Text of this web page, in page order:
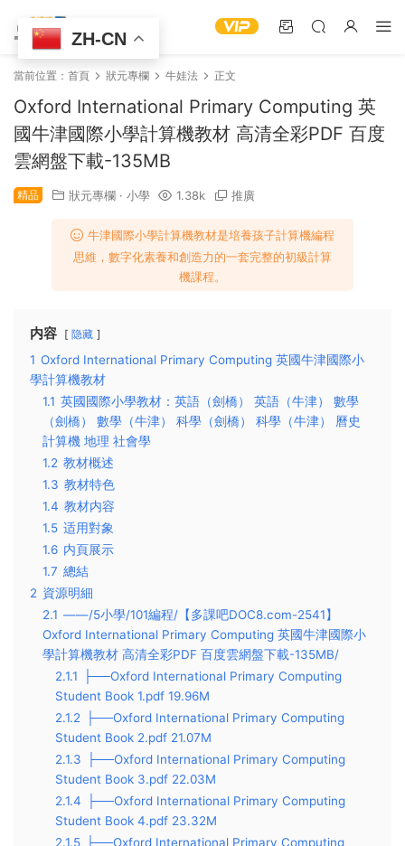
當前位置： 首頁 狀元專欄 牛娃法 正文
Oxford International Primary Computing 英
國牛津國際小學計算機教材 高清全彩PDF 百度
雲網盤下載-135MB
精品 狀元專欄 · 小學 1.38k 推廣
牛津國際小學計算機教材是培養孩子計算機編程
思維，數字化素養和創造力的一套完整的初級計算
機課程。
内容 隐藏
1 Oxford International Primary Computing 英國牛津國際小
學計算機教材
1.1 英國國際小學教材：英語（劍橋） 英語（牛津） 數學
（劍橋） 數學（牛津） 科學（劍橋） 科學（牛津） 曆史
計算機 地理 社會學
1.2 教材概述
1.3 教材特色
1.4 教材内容
1.5 适用對象
1.6 内頁展示
1.7 總結
2 資源明細
2.1 ——/5小學/101編程/【多課吧DOC8.com-2541】
Oxford International Primary Computing 英國牛津國際小
學計算機教材 高清全彩PDF 百度雲網盤下載-135MB/
2.1.1
├──Oxford International Primary Computing
Student Book 1.pdf 19.96M
2.1.2
├──Oxford International Primary Computing
Student Book 2.pdf 21.07M
2.1.3
├──Oxford International Primary Computing
Student Book 3.pdf 22.03M
2.1.4
├──Oxford International Primary Computing
Student Book 4.pdf 23.32M
2.1.5
├──Oxford International Primary Computing
ZH-CN